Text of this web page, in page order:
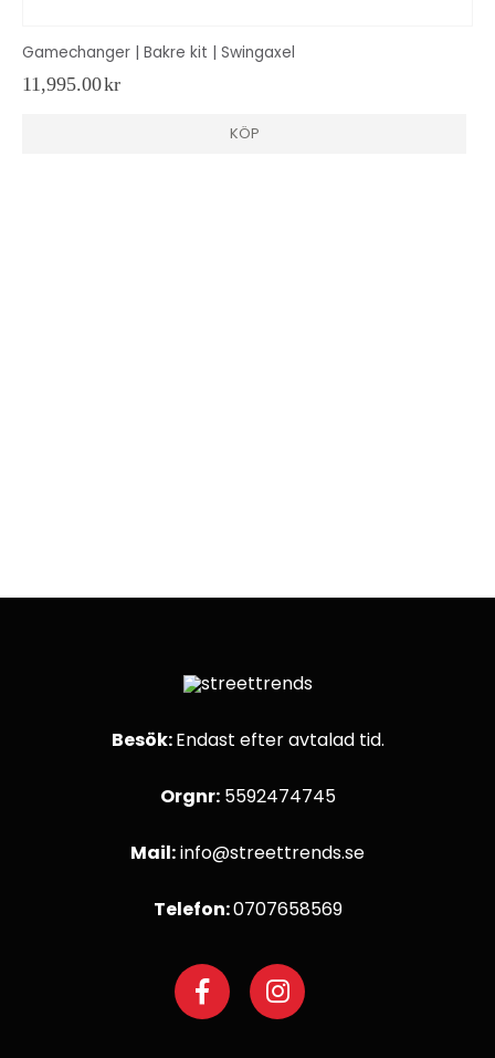
Gamechanger | Bakre kit | Swingaxel
11,995.00kr
KÖP
Besök:Endast efter avtalad tid.
Orgnr:5592474745
Mail:info@streettrends.se
Telefon:0707658569